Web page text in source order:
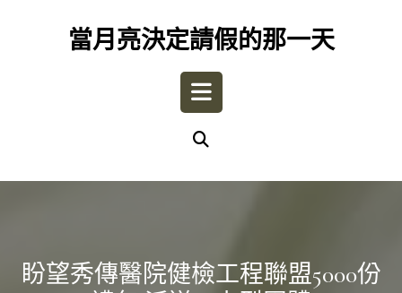
當月亮決定請假的那一天
Open
盼望秀傳醫院健檢工程聯盟5000份